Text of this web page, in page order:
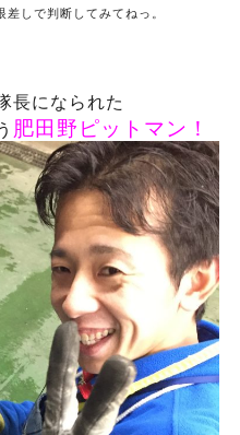
しで判断してみてねっ。
長になられた
肥田野ピットマン！